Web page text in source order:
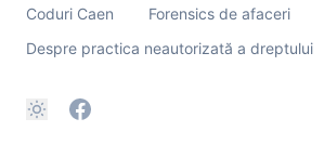
Coduri Caen
Forensics de afaceri
Despre practica neautorizată a dreptului